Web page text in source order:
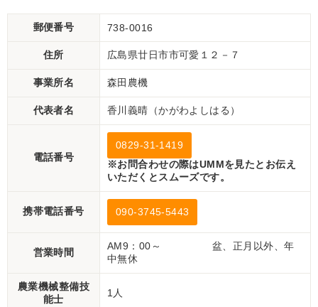
郵便番号 738-0016
住所 広島県廿日市市可愛１２－７
事業所名 森田農機
代表者名 香川義晴（かがわよしはる）
電話番号
0829-31-1419
※お問合わせの際はUMMを見たとお伝え
いただくとスムーズです。
携帯電話番号 090-3745-5443
営業時間
AM9：00～ 盆、正月以外、年
中無休
農業機械整備技
能士
1人